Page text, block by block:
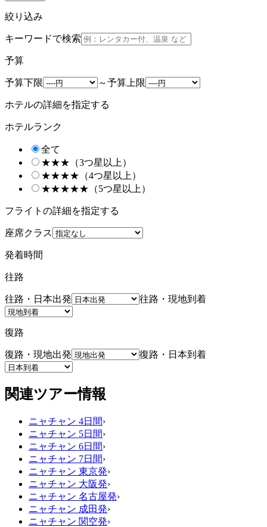
絞り込み
キーワードで検索
予算
予算下限 ～予算上限
ホテルの詳細を指定する
ホテルランク
全て
★★★（3つ星以上）
★★★★（4つ星以上）
★★★★★（5つ星以上）
フライトの詳細を指定する
座席クラス
発着時間
往路
往路・日本出発 往路・現地到着
復路
復路・現地出発 復路・日本到着
関連ツアー情報
ニャチャン 4日間›
ニャチャン 5日間›
ニャチャン 6日間›
ニャチャン 7日間›
ニャチャン 東京発›
ニャチャン 大阪発›
ニャチャン 名古屋発›
ニャチャン 成田発›
ニャチャン 関空発›